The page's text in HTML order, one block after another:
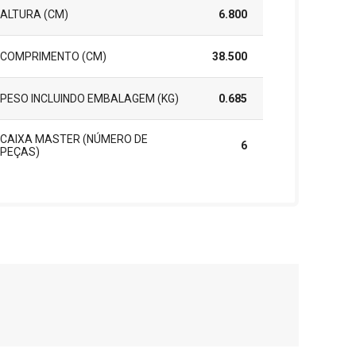
ALTURA (CM) 6.800
COMPRIMENTO (CM) 38.500
PESO INCLUINDO EMBALAGEM (KG) 0.685
CAIXA MASTER (NÚMERO DE
PEÇAS)
6